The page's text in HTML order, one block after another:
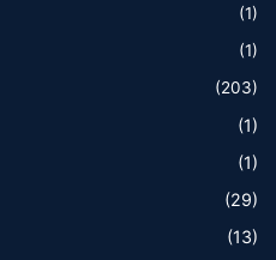
(1)
(1)
(203)
(1)
(1)
(29)
(13)